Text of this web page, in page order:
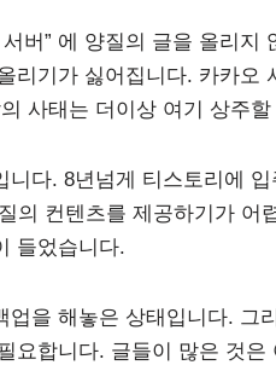
버” 에 양질의 글을 올리
리기가 싫어집니다. 카카오
사태는 더이상 여기 상주
다. 8년넘게 티스토리에
의 컨텐츠를 제공하기가
들었습니다.
을 해놓은 상태입니다. 그
요합니다. 글들이 많은 것